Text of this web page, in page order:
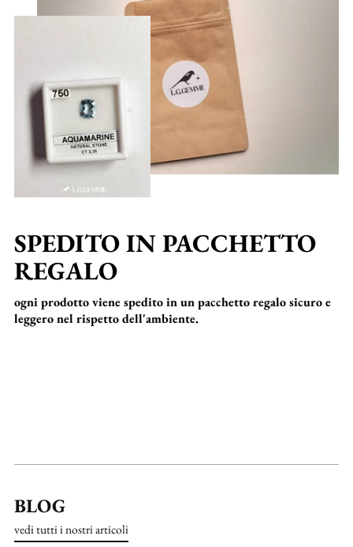
SPEDITO IN PACCHETTO
REGALO
ogni prodotto viene spedito in un pacchetto regalo sicuro e
leggero nel rispetto dell'ambiente.
BLOG
vedi tutti i nostri articoli